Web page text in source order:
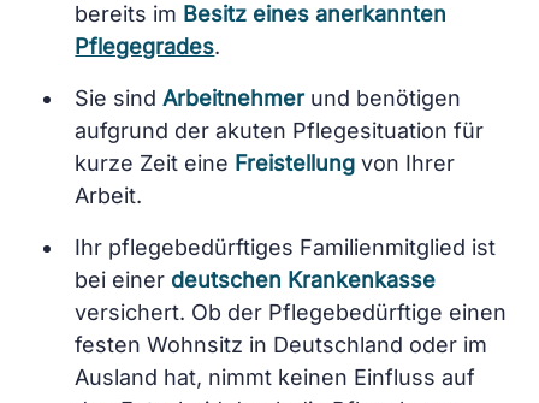
bereits im Besitz eines anerkannten
Pflegegrades.
Sie sindArbeitnehmerund benötigen
aufgrund der akuten Pflegesituation für
kurze Zeit eine Freistellung von Ihrer
Arbeit.
Ihr pflegebedürftiges Familienmitglied ist
bei einer deutschen Krankenkasse
versichert. Ob der Pflegebedürftige einen
festen Wohnsitz in Deutschland oder im
Ausland hat, nimmt keinen Einfluss auf